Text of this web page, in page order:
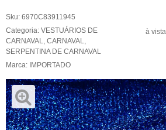
Sku: 6970C83911945
Categoria: VESTUÁRIOS DE
CARNAVAL, CARNAVAL,
SERPENTINA DE CARNAVAL
Marca: IMPORTADO
à vista